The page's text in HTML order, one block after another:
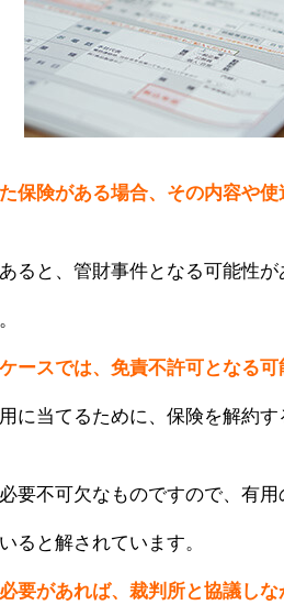
保険がある場合、その内容や
ると、管財事件となる可能性が
スでは、免責不許可となる可
に当てるために、保険を解約す
不可欠なものですので、有用
ると解されています。
要があれば、裁判所と協議し